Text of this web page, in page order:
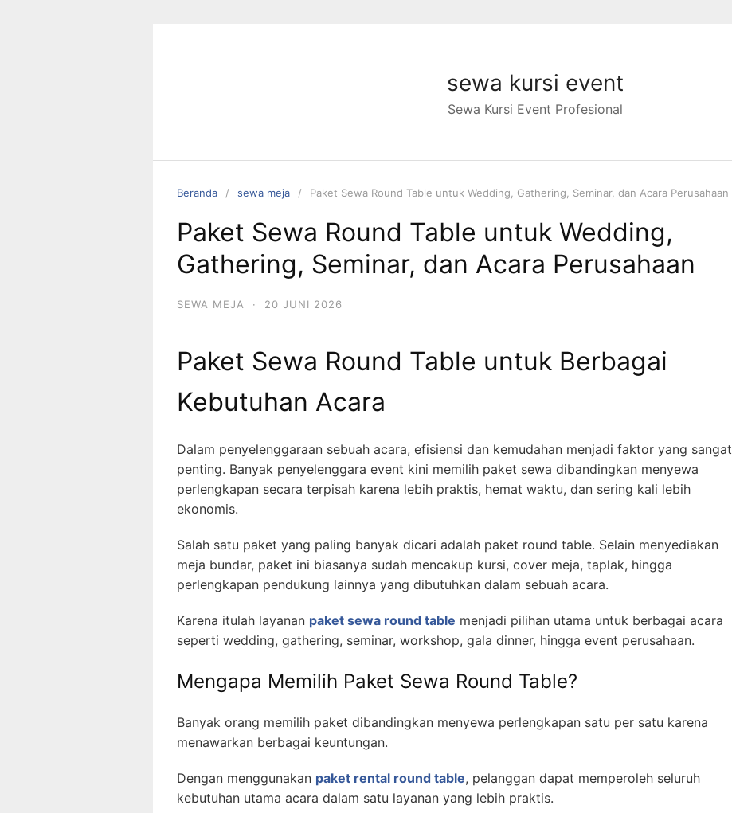
sewa kursi event
Sewa Kursi Event Profesional
Beranda sewa meja Paket Sewa Round Table untuk Wedding, Gathering, Seminar, dan Acara Perusahaan
Paket Sewa Round Table untuk Wedding,
Gathering, Seminar, dan Acara Perusahaan
SEWA MEJA · 20 JUNI 2026
Paket Sewa Round Table untuk Berbagai
Kebutuhan Acara
Dalam penyelenggaraan sebuah acara, efisiensi dan kemudahan menjadi faktor yang sangat
penting. Banyak penyelenggara event kini memilih paket sewa dibandingkan menyewa
perlengkapan secara terpisah karena lebih praktis, hemat waktu, dan sering kali lebih
ekonomis.
Salah satu paket yang paling banyak dicari adalah paket round table. Selain menyediakan
meja bundar, paket ini biasanya sudah mencakup kursi, cover meja, taplak, hingga
perlengkapan pendukung lainnya yang dibutuhkan dalam sebuah acara.
Karena itulah layanan paket sewa round table menjadi pilihan utama untuk berbagai acara
seperti wedding, gathering, seminar, workshop, gala dinner, hingga event perusahaan.
Mengapa Memilih Paket Sewa Round Table?
Banyak orang memilih paket dibandingkan menyewa perlengkapan satu per satu karena
menawarkan berbagai keuntungan.
Dengan menggunakan paket rental round table, pelanggan dapat memperoleh seluruh
kebutuhan utama acara dalam satu layanan yang lebih praktis.